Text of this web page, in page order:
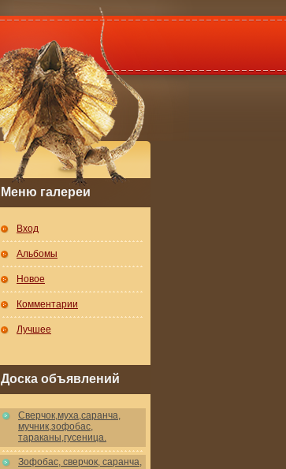
Меню галереи
Вход
Альбомы
Новое
Комментарии
Лучшее
Доска объявлений
Cверчок,муха,саранча,
мучник,зофобас,
тараканы,гусеница.
Зофобас, сверчок, саранча,